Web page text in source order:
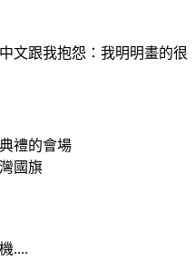
文跟我抱怨：我明明畫的很
禮的會場
國旗
....